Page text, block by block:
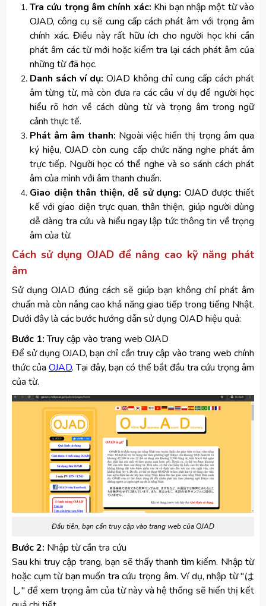
Tra cứu trọng âm chính xác: Khi bạn nhập một từ vào
OJAD, công cụ sẽ cung cấp cách phát âm với trọng âm
chính xác. Điều này rất hữu ích cho người học khi cần
phát âm các từ mới hoặc kiểm tra lại cách phát âm của
những từ đã học.
Danh sách ví dụ: OJAD không chỉ cung cấp cách phát
âm từng từ, mà còn đưa ra các câu ví dụ để người học
hiểu rõ hơn về cách dùng từ và trọng âm trong ngữ
cảnh thực tế.
Phát âm âm thanh: Ngoài việc hiển thị trọng âm qua
ký hiệu, OJAD còn cung cấp chức năng nghe phát âm
trực tiếp. Người học có thể nghe và so sánh cách phát
âm của mình với âm thanh chuẩn.
Giao diện thân thiện, dễ sử dụng: OJAD được thiết
kế với giao diện trực quan, thân thiện, giúp người dùng
dễ dàng tra cứu và hiểu ngay lập tức thông tin về trọng
âm của từ.
Cách sử dụng OJAD để nâng cao kỹ năng phát
âm
Sử dụng OJAD đúng cách sẽ giúp bạn không chỉ phát âm
chuẩn mà còn nâng cao khả năng giao tiếp trong tiếng Nhật.
Dưới đây là các bước hướng dẫn sử dụng OJAD hiệu quả:
Bước 1:Truy cập vào trang web OJAD
Để sử dụng OJAD, bạn chỉ cần truy cập vào trang web chính
thức của OJAD. Tại đây, bạn có thể bắt đầu tra cứu trọng âm
của từ.
Đầu tiên, bạn cần truy cập vào trang web của OJAD
Bước 2: Nhập từ cần tra cứu
Sau khi truy cập trang, bạn sẽ thấy thanh tìm kiếm. Nhập từ
hoặc cụm từ bạn muốn tra cứu trọng âm. Ví dụ, nhập từ "は
し" để xem trọng âm của từ này và hệ thống sẽ hiển thị kết